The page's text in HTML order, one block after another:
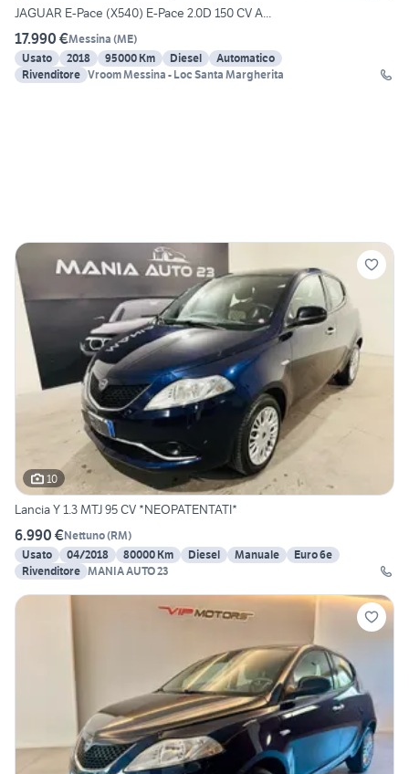
JAGUAR E-Pace (X540) E-Pace 2.0D 150 CV A...
17.990 €Messina (ME)
Usato
2018 95000 Km Diesel
Automatico
Rivenditore Vroom Messina - Loc Santa Margherita
10
Lancia Y 1.3 MTJ 95 CV *NEOPATENTATI*
6.990 €Nettuno(RM)
Usato
04/2018 80000 Km Diesel Manuale
Euro 6e
Rivenditore MANIA AUTO 23